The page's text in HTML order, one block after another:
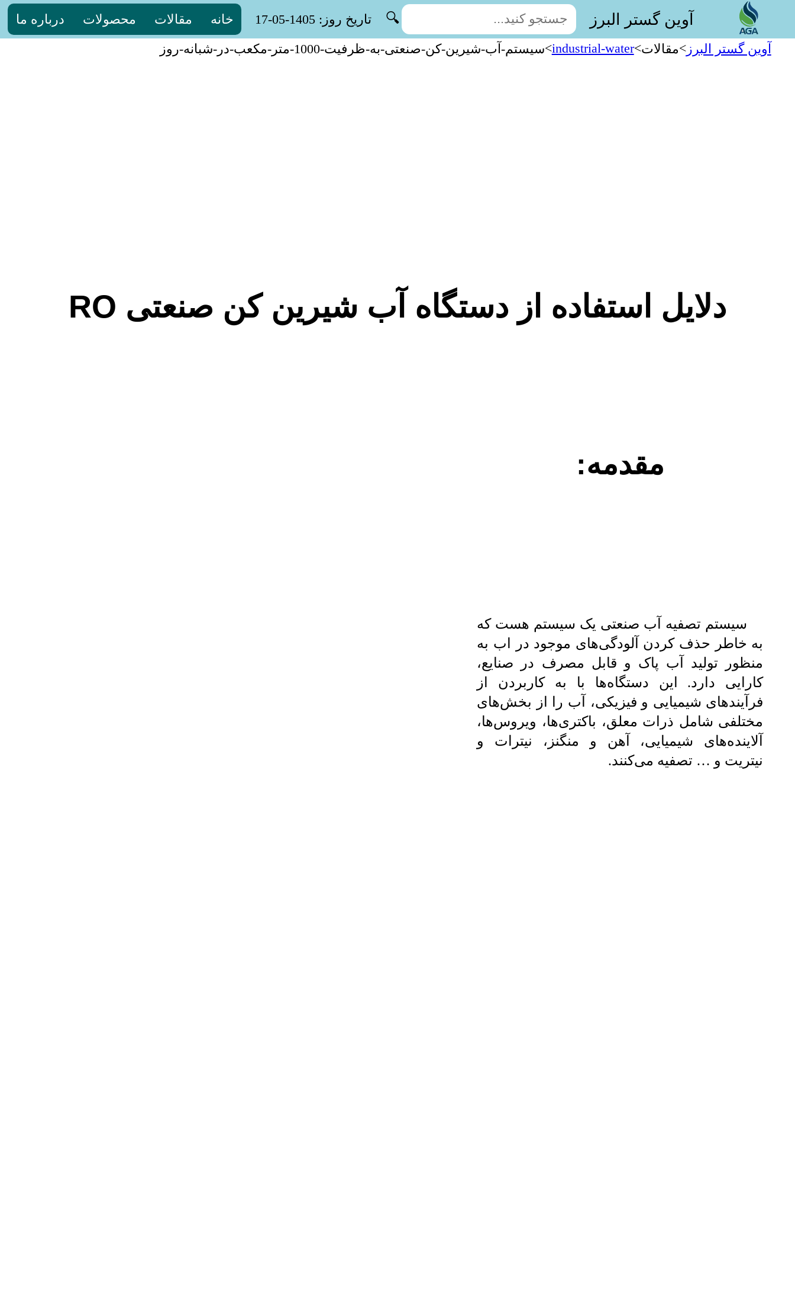
آوین گستر البرز 🔍 تاریخ روز: 1405-05-17 خانه مقالات محصولات درباره ما
دلایل استفاده از دستگاه آب شیرین کن صنعتی RO
آوین گستر البرز>مقالات>
industrial-water
>سیستم-آب-شیرین-کن-صنعتی-به-ظرفیت-1000-متر-مکعب-در-شبانه-روز
مقدمه:
سیستم تصفیه آب صنعتی یک سیستم هست که
به خاطر حذف کردن آلودگی‌های موجود در اب به
منظور تولید آب پاک و قابل مصرف در صنایع،
کارایی دارد. این دستگاه‌ها با به کاربردن از
فرآیندهای شیمیایی و فیزیکی، آب را از بخش‌های
مختلفی شامل ذرات معلق، باکتری‌ها، ویروس‌ها،
آلاینده‌های شیمیایی، آهن و منگنز، نیترات و
نیتریت و … تصفیه می‌کنند.